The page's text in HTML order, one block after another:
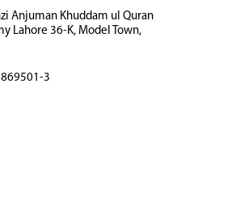
Anjuman Khuddam ul Quran
Lahore 36-K, Model Town,
3